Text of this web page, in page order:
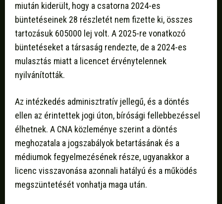
miután kiderült, hogy a csatorna 2024-es
büntetéseinek 28 részletét nem fizette ki, összes
tartozásuk 605000 lej volt. A 2025-re vonatkozó
büntetéseket a társaság rendezte, de a 2024-es
mulasztás miatt a licencet érvénytelennek
nyilvánították.
Az intézkedés adminisztratív jellegű, és a döntés
ellen az érintettek jogi úton, bírósági fellebbezéssel
élhetnek. A CNA közleménye szerint a döntés
meghozatala a jogszabályok betartásának és a
médiumok fegyelmezésének része, ugyanakkor a
licenc visszavonása azonnali hatályú és a működés
megszüntetését vonhatja maga után.